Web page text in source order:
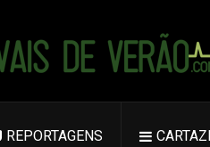
REPORTAGENS